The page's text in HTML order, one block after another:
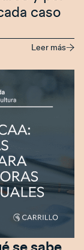
caso
Leer más